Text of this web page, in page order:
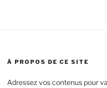
À PROPOS DE CE SITE
Adressez vos contenus pour